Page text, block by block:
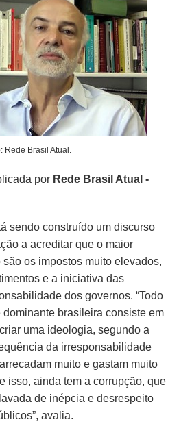
: Rede Brasil Atual.
por Rede Brasil Atual -
sendo construído um discurso
a acreditar que o maior
os impostos muito elevados,
e a iniciativa das
dos governos. “Todo
dominante brasileira consiste em
uma ideologia, segundo a
da irresponsabilidade
muito e gastam muito
isso, ainda tem a corrupção, que
de inépcia e desrespeito
avalia.